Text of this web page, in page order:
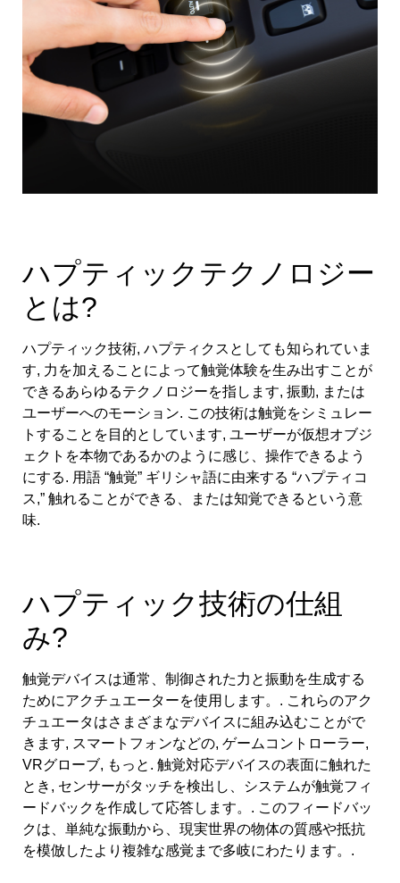
ハプティックテクノロジー
とは?
ハプティック技術, ハプティクスとしても知られていま
す, 力を加えることによって触覚体験を生み出すことが
できるあらゆるテクノロジーを指します, 振動, または
ユーザーへのモーション. この技術は触覚をシミュレー
トすることを目的としています, ユーザーが仮想オブジ
ェクトを本物であるかのように感じ、操作できるよう
にする. 用語 “触覚” ギリシャ語に由来する “ハプティコ
ス,” 触れることができる、または知覚できるという意
味.
ハプティック技術の仕組
み?
触覚デバイスは通常、制御された力と振動を生成する
ためにアクチュエーターを使用します。. これらのアク
チュエータはさまざまなデバイスに組み込むことがで
きます, スマートフォンなどの, ゲームコントローラー,
VRグローブ, もっと. 触覚対応デバイスの表面に触れた
とき, センサーがタッチを検出し、システムが触覚フィ
ードバックを作成して応答します。. このフィードバッ
クは、単純な振動から、現実世界の物体の質感や抵抗
を模倣したより複雑な感覚まで多岐にわたります。.